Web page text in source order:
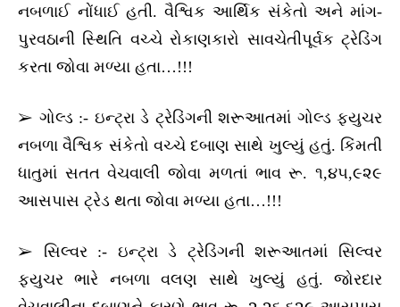
નબળાઈ નોંધાઈ હતી. વૈશ્વિક આર્થિક સંકેતો અને માંગ-
પુરવઠાની સ્થિતિ વચ્ચે રોકાણકારો સાવચેતીપૂર્વક ટ્રેડિંગ
કરતા જોવા મળ્યા હતા…!!!
➢ ગોલ્ડ :- ઇન્ટ્રા ડે ટ્રેડિંગની શરૂઆતમાં ગોલ્ડ ફ્યુચર
નબળા વૈશ્વિક સંકેતો વચ્ચે દબાણ સાથે ખુલ્યું હતું. કિંમતી
ધાતુમાં સતત વેચવાલી જોવા મળતાં ભાવ રૂ. ૧,૪૫,૯૨૯
આસપાસ ટ્રેડ થતા જોવા મળ્યા હતા…!!!
➢ સિલ્વર :- ઇન્ટ્રા ડે ટ્રેડિંગની શરૂઆતમાં સિલ્વર
ફ્યુચર ભારે નબળા વલણ સાથે ખુલ્યું હતું. જોરદાર